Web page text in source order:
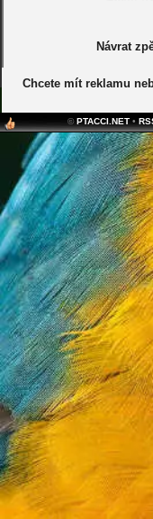
Návrat
Chcete mít reklamu
©PTACCI.NET •